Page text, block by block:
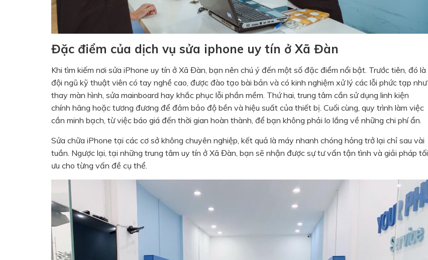
Đặc điểm của dịch vụ sửa iphone uy tín ở Xã Đàn
Khi tìm kiếm nơi sửa iPhone uy tín ở Xã Đàn, bạn nên chú ý đến một số đặc điểm nổi bật. Trước tiên, đó là
đội ngũ kỹ thuật viên có tay nghề cao, được đào tạo bài bản và có kinh nghiệm xử lý các lỗi phức tạp như
thay màn hình, sửa mainboard hay khắc phục lỗi phần mềm. Thứ hai, trung tâm cần sử dụng linh kiện
chính hãng hoặc tương đương để đảm bảo độ bền và hiệu suất của thiết bị. Cuối cùng, quy trình làm việc
cần minh bạch, từ việc báo giá đến thời gian hoàn thành, để bạn không phải lo lắng về những chi phí ẩn.
Sửa chữa iPhone tại các cơ sở không chuyên nghiệp, kết quả là máy nhanh chóng hỏng trở lại chỉ sau vài
tuần. Ngược lại, tại những trung tâm uy tín ở Xã Đàn, bạn sẽ nhận được sự tư vấn tận tình và giải pháp tối
ưu cho từng vấn đề cụ thể.